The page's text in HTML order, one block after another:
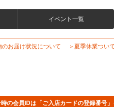
イベント一覧
お届け状況について ＞夏季休業つい
時の会員IDは「ご入店カードの登録番号